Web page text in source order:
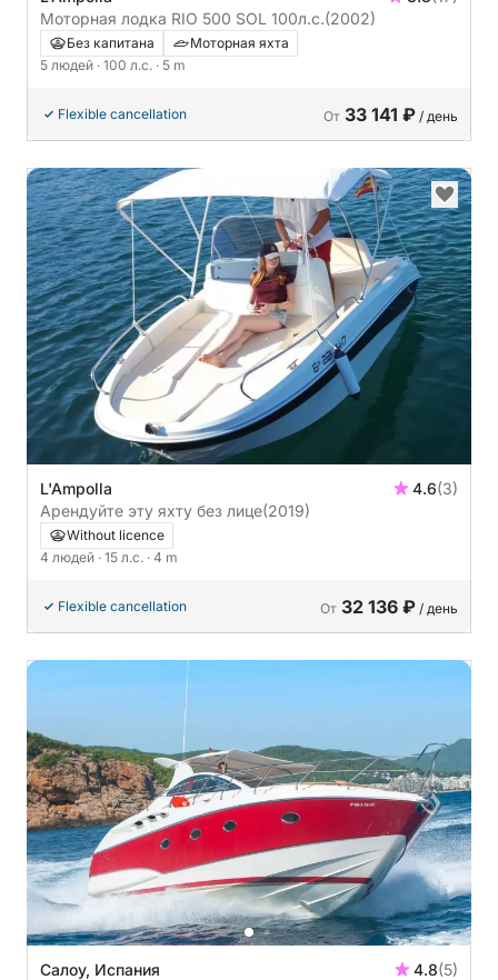
Моторная лодка RIO 500 SOL 100л.с.(2002)
Без капитана
Моторная яхта
5 людей · 100 л.с. · 5 m
Flexible cancellation От 33 141 ₽ / день
L'Ampolla 4.6(3)
Арендуйте эту яхту без лице(2019)
Without licence
4 людей · 15 л.с. · 4 m
Flexible cancellation От 32 136 ₽ / день
Салоу, Испания 4.8(5)